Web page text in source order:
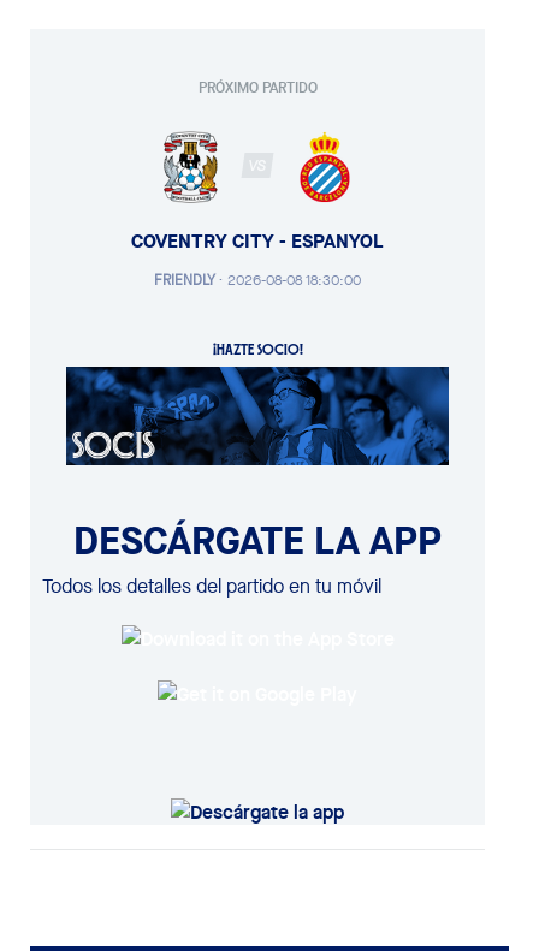
PRÓXIMO PARTIDO
VS
COVENTRY CITY - ESPANYOL
FRIENDLY· 2026-08-08 18:30:00
¡HAZTE SOCIO!
DESCÁRGATE LA APP
Todos los detalles del partido en tu móvil